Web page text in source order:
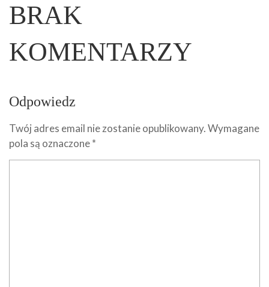
BRAK
KOMENTARZY
Odpowiedz
Twój adres email nie zostanie opublikowany.Wymagane
pola są oznaczone*